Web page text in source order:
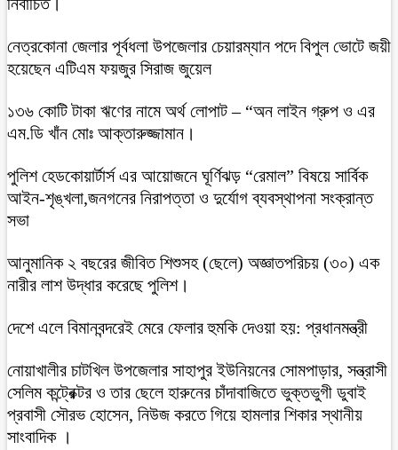
নেত্রকোনা জেলার পূর্বধলা উপজেলার চেয়ারম্যান পদে বিপুল ভোটে জয়ী
হয়েছেন এটিএম ফয়জুর সিরাজ জুয়েল
১৩৬ কোটি টাকা ঋণের নামে অর্থ লোপাট – “অন লাইন গ্রুপ ও এর
এম.ডি খাঁন মোঃ আক্তারুজ্জামান।
পুলিশ হেডকোয়ার্টার্স এর আয়োজনে ঘূর্ণিঝড় “রেমাল” বিষয়ে সার্বিক
আইন-শৃঙ্খলা,জনগনের নিরাপত্তা ও দুর্যোগ ব্যবস্থাপনা সংক্রান্ত
সভা
আনুমানিক ২ বছরের জীবিত শিশুসহ (ছেলে) অজ্ঞাতপরিচয় (৩০) এক
নারীর লাশ উদ্ধার করেছে পুলিশ।
দেশে এলে বিমানবন্দরেই মেরে ফেলার হুমকি দেওয়া হয়: প্রধানমন্ত্রী
নোয়াখালীর চাটখিল উপজেলার সাহাপুর ইউনিয়নের সোমপাড়ার, সন্ত্রাসী
সেলিম কন্ট্রেক্টর ও তার ছেলে হারুনের চাঁদাবাজিতে ভুক্তভুগী ডুবাই
প্রবাসী সৌরভ হোসেন, নিউজ করতে গিয়ে হামলার শিকার স্থানীয়
সাংবাদিক ।